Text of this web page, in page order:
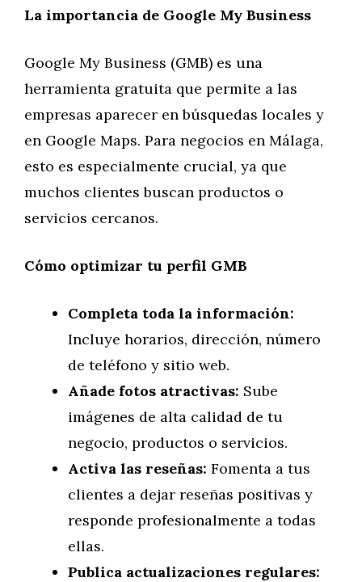
La importancia de Google My Business
Google My Business (GMB) es una
herramienta gratuita que permite a las
empresas aparecer en búsquedas locales y
en Google Maps. Para negocios en Málaga,
esto es especialmente crucial, ya que
muchos clientes buscan productos o
servicios cercanos.
Cómo optimizar tu perfil GMB
Completa toda la información:
Incluye horarios, dirección, número
de teléfono y sitio web.
Añade fotos atractivas: Sube
imágenes de alta calidad de tu
negocio, productos o servicios.
Activa las reseñas: Fomenta a tus
clientes a dejar reseñas positivas y
responde profesionalmente a todas
ellas.
Publica actualizaciones regulares: